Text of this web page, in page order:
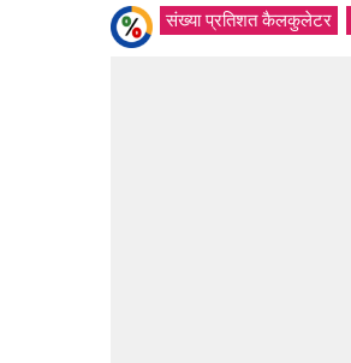
संख्या प्रतिशत कैलकुलेटर